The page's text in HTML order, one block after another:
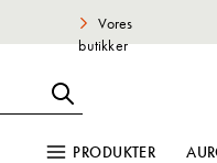
Vores
butikker
PRODUKTER